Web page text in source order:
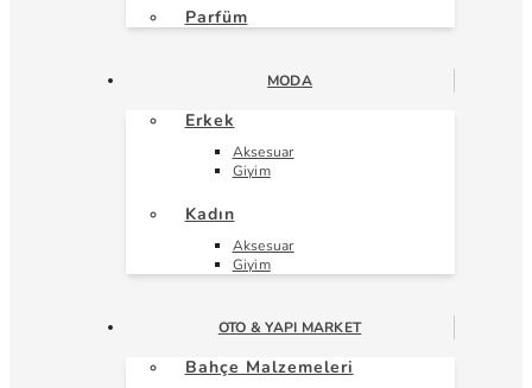
Parfüm
MODA
Erkek
Aksesuar
Giyim
Kadın
Aksesuar
Giyim
OTO & YAPI MARKET
Bahçe Malzemeleri